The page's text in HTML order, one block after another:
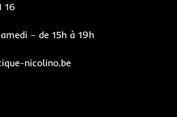
16
– de 15h à 19h
nicolino.be